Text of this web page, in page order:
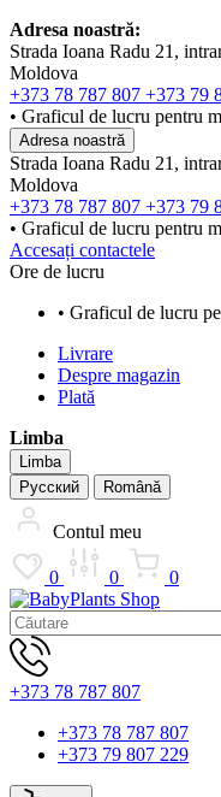
Adresa noastră:
Strada Ioana Radu 21,
Moldova
+373 78 787 807 +373 79
• Graficul de lucru pentru
Adresa noastră
Strada Ioana Radu 21,
Moldova
+373 78 787 807 +373 79
• Graficul de lucru pentru
Accesați contactele
Ore de lucru
• Graficul de lucru
Livrare
Despre magazin
Plată
Limba
Limba
Русский
Română
Contul meu
0 0 0
+373 78 787 807
+373 78 787 807
+373 79 807 229